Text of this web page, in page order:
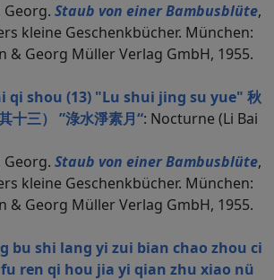
Georg. Staub von einer Bambusblüte,
kleine Geschenkbücher. München:
& Georg Müller Verlag GmbH, 1955.
qi shou (13) "Lu shui jing su yue" 秋
十三） ”淥水淨素月“: Nocturne (Li Bai
Georg. Staub von einer Bambusblüte,
kleine Geschenkbücher. München:
& Georg Müller Verlag GmbH, 1955.
bu shi lang yi zui bian chao zhou ci
ren qi hou jia yi qian zhu xiao nü